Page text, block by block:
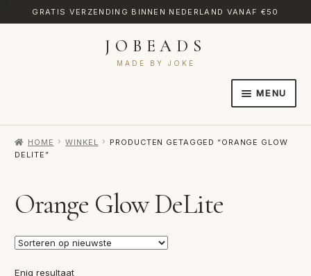
GRATIS VERZENDING BINNEN NEDERLAND VANAF €50
JOBEADS
MADE BY JOKE
MENU
AFREKENEN
CONTACT
MIJN ACCOUNT
HOME WINKEL
PRODUCTEN GETAGGED “ORANGE GLOW
DELITE”
Orange Glow DeLite
Enig resultaat